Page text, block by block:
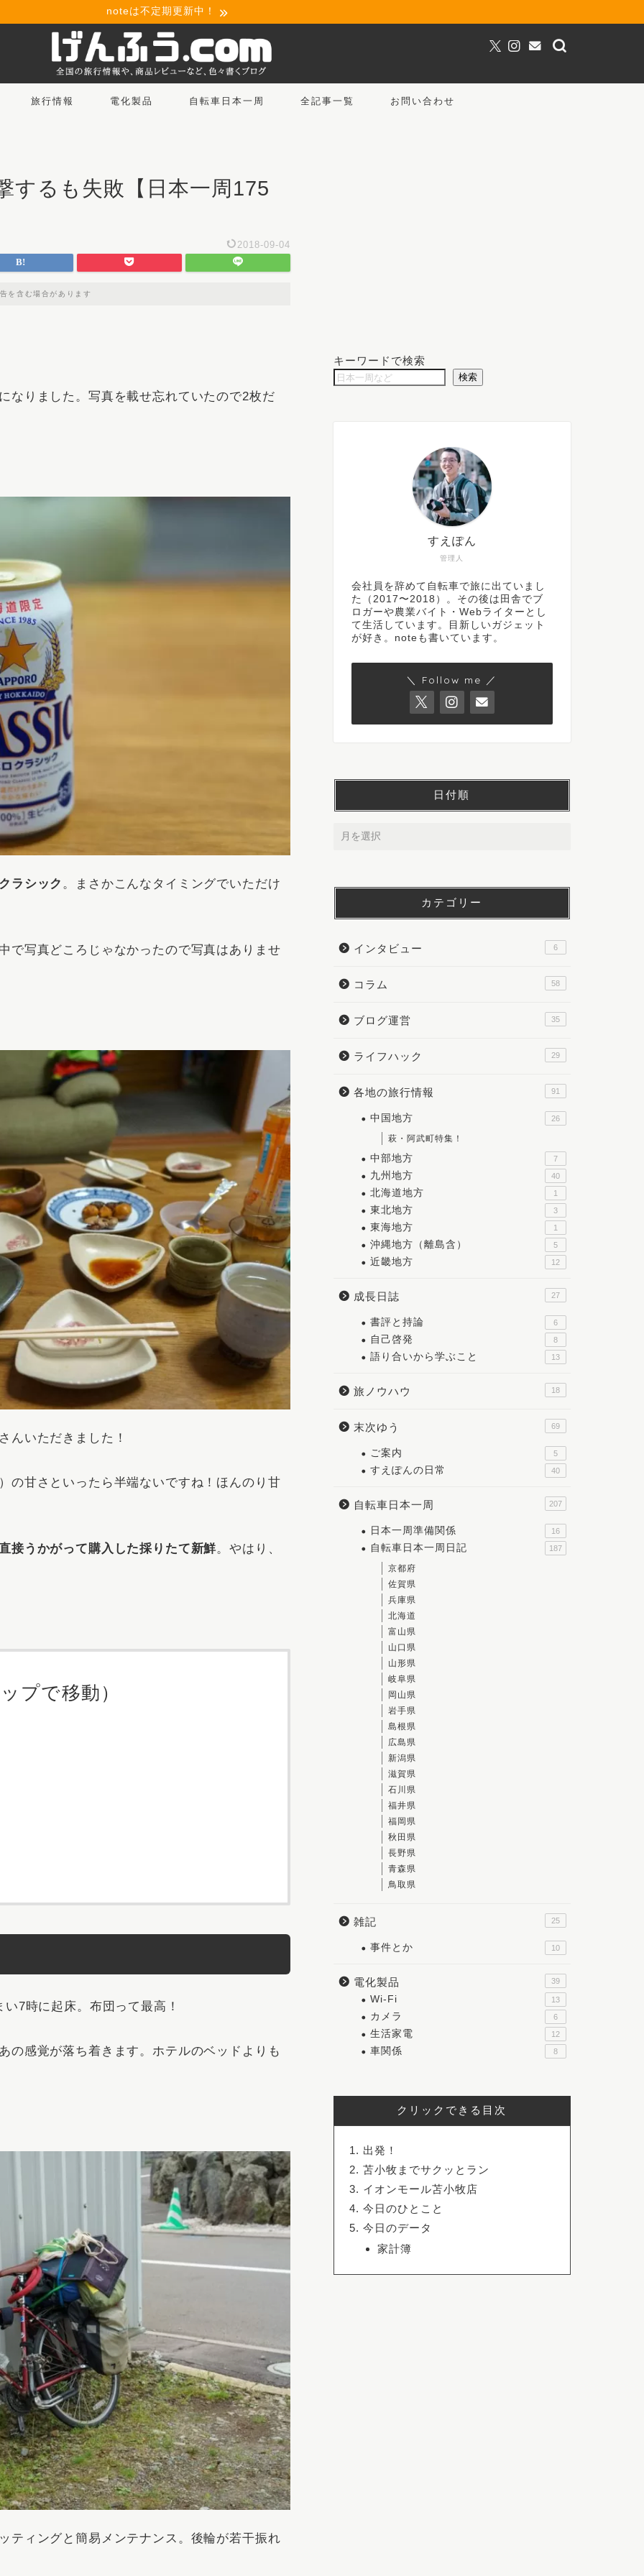
noteは不定期更新中！
旅行情報 電化製品 自転車日本一周 全記事一覧 お問い合わせ
するも失敗【日本一周175
2018-09-04
を含む場合があります
なりました。写真を載せ忘れていたので2枚だ
ラシック 。まさかこんなタイミングでいただけ
で写真どころじゃなかったので写真はありませ
んいただきました！
の甘さといったら半端ないですね！ほんのり甘
接うかがって購入した採りたて新鮮。やはり、
プで移動）
7時に起床。布団って最高！
の感覚が落ち着きます。ホテルのベッドよりも
ティングと簡易メンテナンス。後輪が若干振れ
キーワードで検索
検索
管理人
すえぽん
会社員を辞めて自転車で旅に出ていまし
た（2017〜2018）。その後は田舎でブ
ロガーや農業バイト・Webライターとし
て生活しています。目新しいガジェット
が好き。noteも書いています。
＼ Follow me ／
日付順
カテゴリー
インタビュー 6
コラム 58
ブログ運営 35
ライフハック 29
各地の旅行情報 91
中国地方 26
萩・阿武町特集！
中部地方 7
九州地方 40
北海道地方 1
東北地方 3
東海地方 1
沖縄地方（離島含） 5
近畿地方 12
成長日誌 27
書評と持論 6
自己啓発 8
語り合いから学ぶこと 13
旅ノウハウ 18
末次ゆう 69
ご案内 5
すえぽんの日常 40
自転車日本一周 207
日本一周準備関係 16
自転車日本一周日記 187
京都府
佐賀県
兵庫県
北海道
富山県
山口県
山形県
岐阜県
岡山県
岩手県
島根県
広島県
新潟県
滋賀県
石川県
福井県
福岡県
秋田県
長野県
青森県
鳥取県
雑記 25
事件とか 10
電化製品 39
Wi-Fi 13
カメラ 6
生活家電 12
車関係 8
クリックできる目次
出発！
苫小牧までサクッとラン
イオンモール苫小牧店
今日のひとこと
今日のデータ
家計簿